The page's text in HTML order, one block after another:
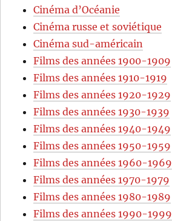
Cinéma d’Océanie
Cinéma russe et soviétique
Cinéma sud-américain
Films des années 1900-1909
Films des années 1910-1919
Films des années 1920-1929
Films des années 1930-1939
Films des années 1940-1949
Films des années 1950-1959
Films des années 1960-1969
Films des années 1970-1979
Films des années 1980-1989
Films des années 1990-1999